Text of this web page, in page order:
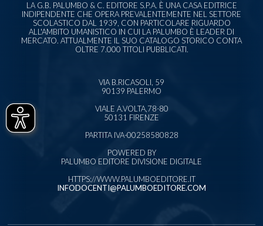
LA G.B. PALUMBO & C. EDITORE S.P.A. È UNA CASA EDITRICE
INDIPENDENTE CHE OPERA PREVALENTEMENTE NEL SETTORE
SCOLASTICO DAL 1939, CON PARTICOLARE RIGUARDO
ALL'AMBITO UMANISTICO IN CUI LA PALUMBO È LEADER DI
MERCATO. ATTUALMENTE IL SUO CATALOGO STORICO CONTA
OLTRE 7.000 TITOLI PUBBLICATI.
VIA B.RICASOLI, 59
90139 PALERMO
VIALE A.VOLTA,78-80
50131 FIRENZE
PARTITA IVA-00258580828
POWERED BY
PALUMBO EDITORE DIVISIONE DIGITALE
HTTPS://WWW.PALUMBOEDITORE.IT
INFODOCENTI@PALUMBOEDITORE.COM